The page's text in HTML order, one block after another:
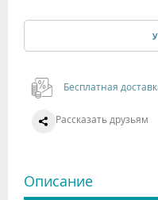
Бесплатная
Рассказать друзьям
Описание